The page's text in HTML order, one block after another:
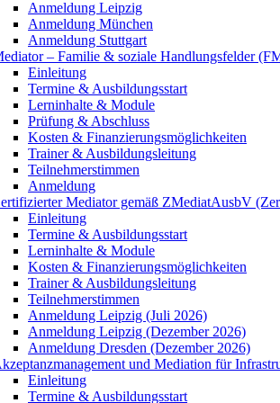
Anmeldung Leipzig
Anmeldung München
Anmeldung Stuttgart
– Familie & soziale Handlungsfelder
Einleitung
Termine & Ausbildungsstart
Lerninhalte & Module
Prüfung & Abschluss
Kosten & Finanzierungsmöglichkeiten
Trainer & Ausbildungsleitung
Teilnehmerstimmen
Anmeldung
Mediator gemäß ZMediatAusbV
Einleitung
Termine & Ausbildungsstart
Lerninhalte & Module
Kosten & Finanzierungsmöglichkeiten
Trainer & Ausbildungsleitung
Teilnehmerstimmen
Anmeldung Leipzig (Juli 2026)
Anmeldung Leipzig (Dezember 2026)
Anmeldung Dresden (Dezember 2026)
und Mediation für
Einleitung
Termine & Ausbildungsstart